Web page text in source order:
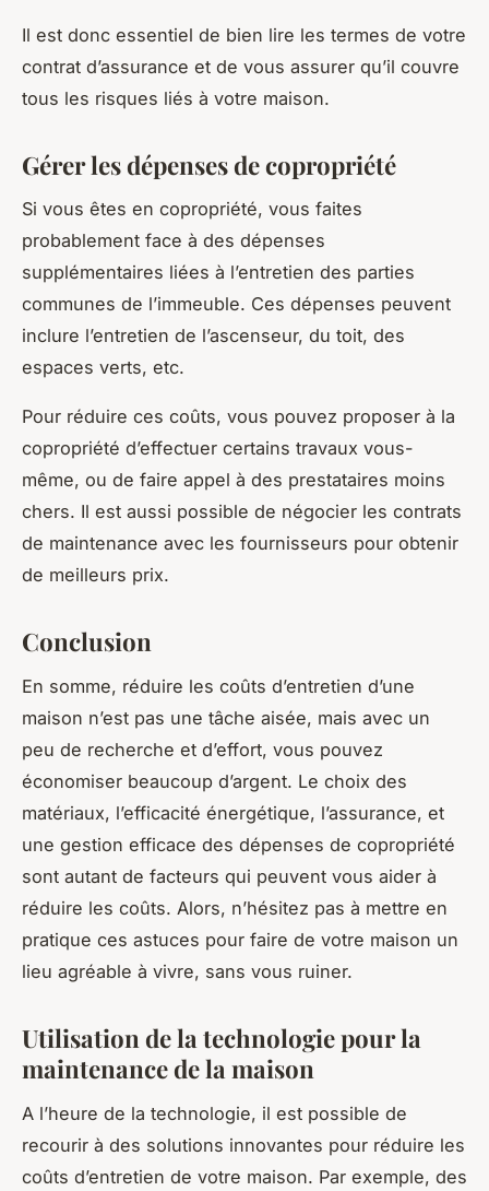
Il est donc essentiel de bien lire les termes de votre
contrat d’assurance et de vous assurer qu’il couvre
tous les risques liés à votre maison.
Gérer les dépenses de copropriété
Si vous êtes en copropriété, vous faites
probablement face à des dépenses
supplémentaires liées à l’entretien des parties
communes de l’immeuble. Ces dépenses peuvent
inclure l’entretien de l’ascenseur, du toit, des
espaces verts, etc.
Pour réduire ces coûts, vous pouvez proposer à la
copropriété d’effectuer certains travaux vous-
même, ou de faire appel à des prestataires moins
chers. Il est aussi possible de négocier les contrats
de maintenance avec les fournisseurs pour obtenir
de meilleurs prix.
Conclusion
En somme, réduire les coûts d’entretien d’une
maison n’est pas une tâche aisée, mais avec un
peu de recherche et d’effort, vous pouvez
économiser beaucoup d’argent. Le choix des
matériaux, l’efficacité énergétique, l’assurance, et
une gestion efficace des dépenses de copropriété
sont autant de facteurs qui peuvent vous aider à
réduire les coûts. Alors, n’hésitez pas à mettre en
pratique ces astuces pour faire de votre maison un
lieu agréable à vivre, sans vous ruiner.
Utilisation de la technologie pour la
maintenance de la maison
A l’heure de la technologie, il est possible de
recourir à des solutions innovantes pour réduire les
coûts d’entretien de votre maison. Par exemple, des